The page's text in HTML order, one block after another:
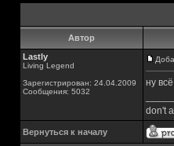
Автор
Lastly
Living Legend
Зарегистрирован: 24.04.2009
Сообщения: 5032
ну
don't
Вернуться к началу